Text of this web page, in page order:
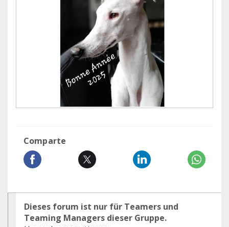
Comparte
Dieses forum ist nur für Teamers und
Teaming Managers dieser Gruppe.